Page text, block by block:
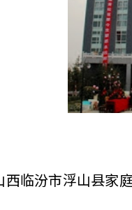
西临汾市浮山县